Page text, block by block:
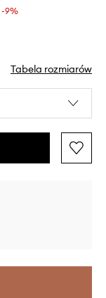
-9%
Tabela rozmiarów